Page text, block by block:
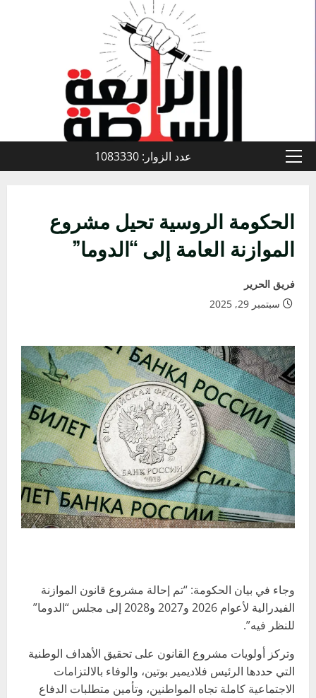
القائمة
عدد الزوار: 1083330
الحكومة الروسية تحيل مشروع
الموازنة العامة إلى “الدوما”
فريق الحرير
سبتمبر 29, 2025
وجاء في بيان الحكومة: “تم إحالة مشروع قانون الموازنة
الفيدرالية لأعوام 2026 و2027 و2028 إلى مجلس “الدوما”
للنظر فيه”.
وتركز أولويات مشروع القانون على تحقيق الأهداف الوطنية
التي حددها الرئيس فلاديمير بوتين، والوفاء بالالتزامات
الاجتماعية كاملة تجاه المواطنين، وتأمين متطلبات الدفاع